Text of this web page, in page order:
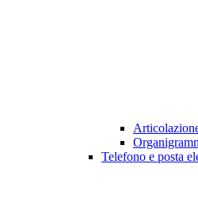
Telefono e posta